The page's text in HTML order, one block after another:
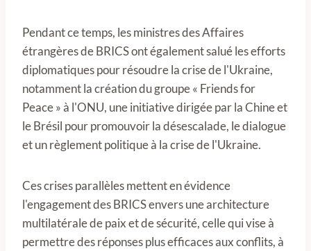
Pendant ce temps, les ministres des Affaires
étrangères de BRICS ont également salué les efforts
diplomatiques pour résoudre la crise de l'Ukraine,
notamment la création du groupe « Friends for
Peace » à l'ONU, une initiative dirigée par la Chine et
le Brésil pour promouvoir la désescalade, le dialogue
et un règlement politique à la crise de l'Ukraine.
Ces crises parallèles mettent en évidence
l'engagement des BRICS envers une architecture
multilatérale de paix et de sécurité, celle qui vise à
permettre des réponses plus efficaces aux conflits, à